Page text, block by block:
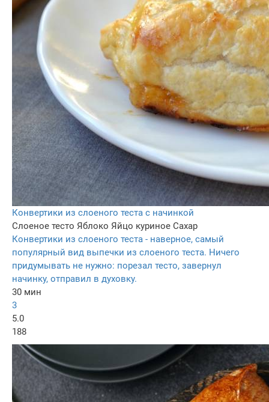
Конвертики из слоеного теста с начинкой
Слоеное тесто Яблоко Яйцо куриное Сахар
Конвертики из слоеного теста - наверное, самый
популярный вид выпечки из слоеного теста. Ничего
придумывать не нужно: порезал тесто, завернул
начинку, отправил в духовку.
30 мин
3
5.0
188